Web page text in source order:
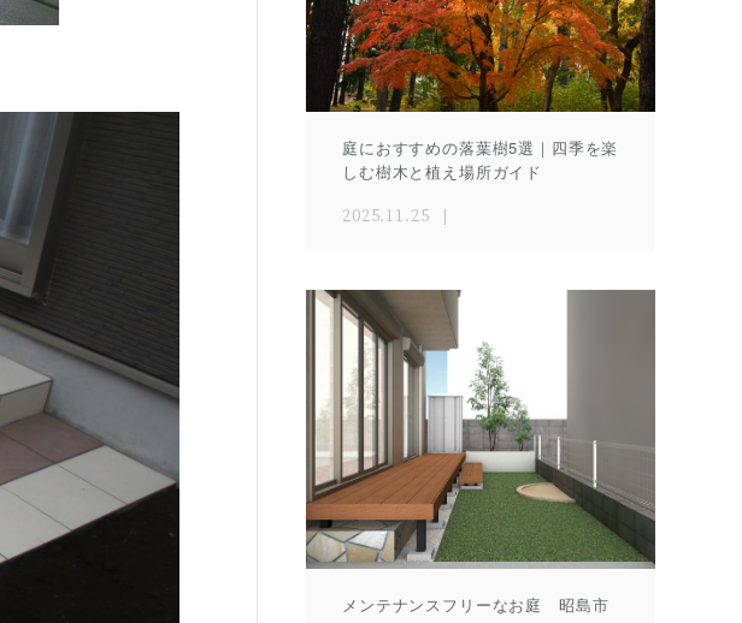
庭におすすめの落葉樹5選｜四季を楽
しむ樹木と植え場所ガイド
2025.11.25
メンテナンスフリーなお庭 昭島市